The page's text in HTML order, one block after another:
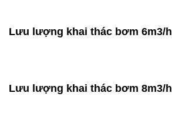
Lưu lượng khai thác bơm 6m3/h
Lưu lượng khai thác bơm 8m3/h